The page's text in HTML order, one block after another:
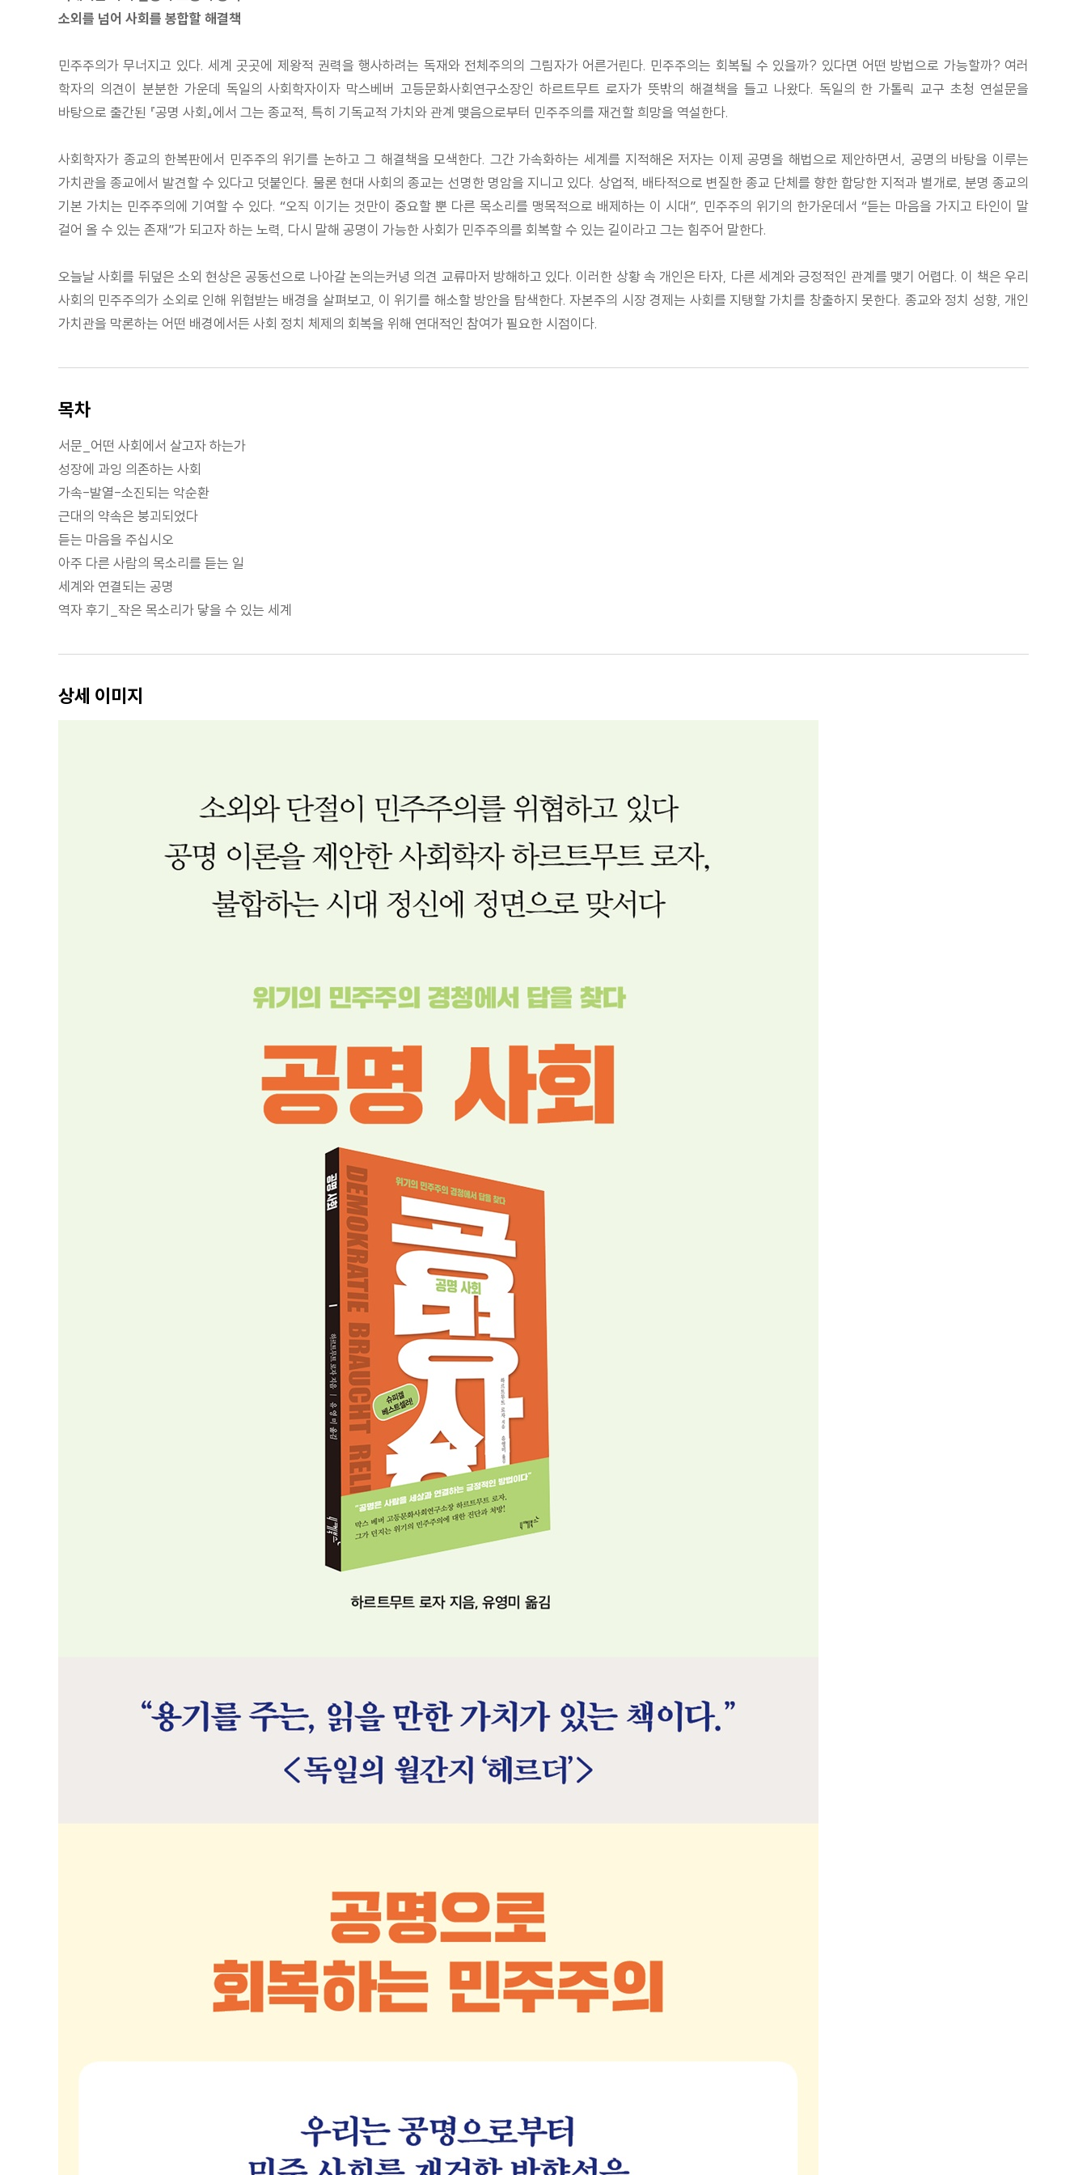
소외를 넘어 사회를 봉합할 해결책
민주주의가 무너지고 있다. 세계 곳곳에 제왕적 권력을 행사하려는 독재와 전체주의의 그림자가 어른거린다. 민주주의는 회복될 수 있을까? 있다면 어떤 방법으로 가능할까? 여러
학자의 의견이 분분한 가운데 독일의 사회학자이자 막스베버 고등문화사회연구소장인 하르트무트 로자가 뜻밖의 해결책을 들고 나왔다. 독일의 한 가톨릭 교구 초청 연설문을
바탕으로 출간된 『공명 사회』에서 그는 종교적, 특히 기독교적 가치와 관계 맺음으로부터 민주주의를 재건할 희망을 역설한다.
사회학자가 종교의 한복판에서 민주주의 위기를 논하고 그 해결책을 모색한다. 그간 가속화하는 세계를 지적해온 저자는 이제 공명을 해법으로 제안하면서, 공명의 바탕을 이루는
가치관을 종교에서 발견할 수 있다고 덧붙인다. 물론 현대 사회의 종교는 선명한 명암을 지니고 있다. 상업적, 배타적으로 변질한 종교 단체를 향한 합당한 지적과 별개로, 분명 종교의
기본 가치는 민주주의에 기여할 수 있다. “오직 이기는 것만이 중요할 뿐 다른 목소리를 맹목적으로 배제하는 이 시대”, 민주주의 위기의 한가운데서 “듣는 마음을 가지고 타인이 말
걸어 올 수 있는 존재”가 되고자 하는 노력, 다시 말해 공명이 가능한 사회가 민주주의를 회복할 수 있는 길이라고 그는 힘주어 말한다.
오늘날 사회를 뒤덮은 소외 현상은 공동선으로 나아갈 논의는커녕 의견 교류마저 방해하고 있다. 이러한 상황 속 개인은 타자, 다른 세계와 긍정적인 관계를 맺기 어렵다. 이 책은 우리
사회의 민주주의가 소외로 인해 위협받는 배경을 살펴보고, 이 위기를 해소할 방안을 탐색한다. 자본주의 시장 경제는 사회를 지탱할 가치를 창출하지 못한다. 종교와 정치 성향, 개인
가치관을 막론하는 어떤 배경에서든 사회 정치 체제의 회복을 위해 연대적인 참여가 필요한 시점이다.
목차
서문_어떤 사회에서 살고자 하는가
성장에 과잉 의존하는 사회
가속-발열-소진되는 악순환
근대의 약속은 붕괴되었다
듣는 마음을 주십시오
아주 다른 사람의 목소리를 듣는 일
세계와 연결되는 공명
역자 후기_작은 목소리가 닿을 수 있는 세계
상세 이미지